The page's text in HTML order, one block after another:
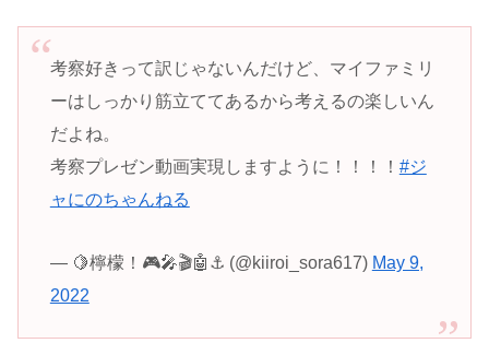
考察好きって訳じゃないんだけど、マイファミリ
ーはしっかり筋立ててあるから考えるの楽しいん
だよね。
考察プレゼン動画実現しますように！！！！ #ジ
ャにのちゃんねる
— 🍋檸檬！🎮🎤🎬🤖⚓ (@kiiroi_sora617) May 9,
2022